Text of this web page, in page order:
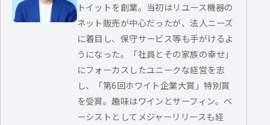
トイットを創業。当初はリユース機器の
ネット販売が中心だったが、法人ニーズ
に着目し、保守サービス等も手がけるよ
うになった。「社員とその家族の幸せ」
にフォーカスしたユニークな経営を志
し、「第6回ホワイト企業大賞」特別賞
を受賞。趣味はワインとサーフィン。ベ
ーシストとしてメジャーリリースも経